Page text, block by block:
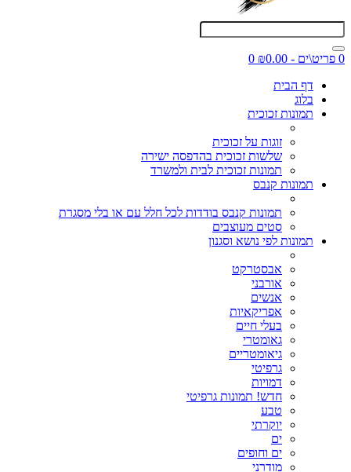
0 פריט\ים - ₪0.00
0
דף הבית
בלוג
תמונות זכוכית
זוגות על זכוכית
שלשות זכוכית בהדפסה ישירה
תמונות זכוכית לבית ולמשרד
תמונות קנבס
תמונות קנבס בודדות לכל חלל עם או בלי מסגרת
סטים מעוצבים
תמונות לפי נושא וסגנון
אבסטרקט
אורבני
אנשים
אפריקאיות
בעלי חיים
גאומטרי
גיאומטריים
גרפיטי
דמויות
חדש! תמונות גרפיטי
טבע
יוקרתי
ים
ים וחופים
מודרני